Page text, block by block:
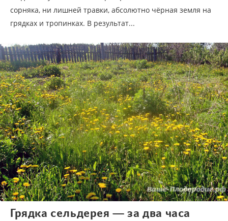
сорняка, ни лишней травки, абсолютно чёрная земля на
грядках и тропинках. В результат...
Грядка сельдерея — за два часа